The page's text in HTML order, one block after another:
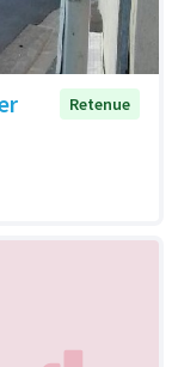
Retenue